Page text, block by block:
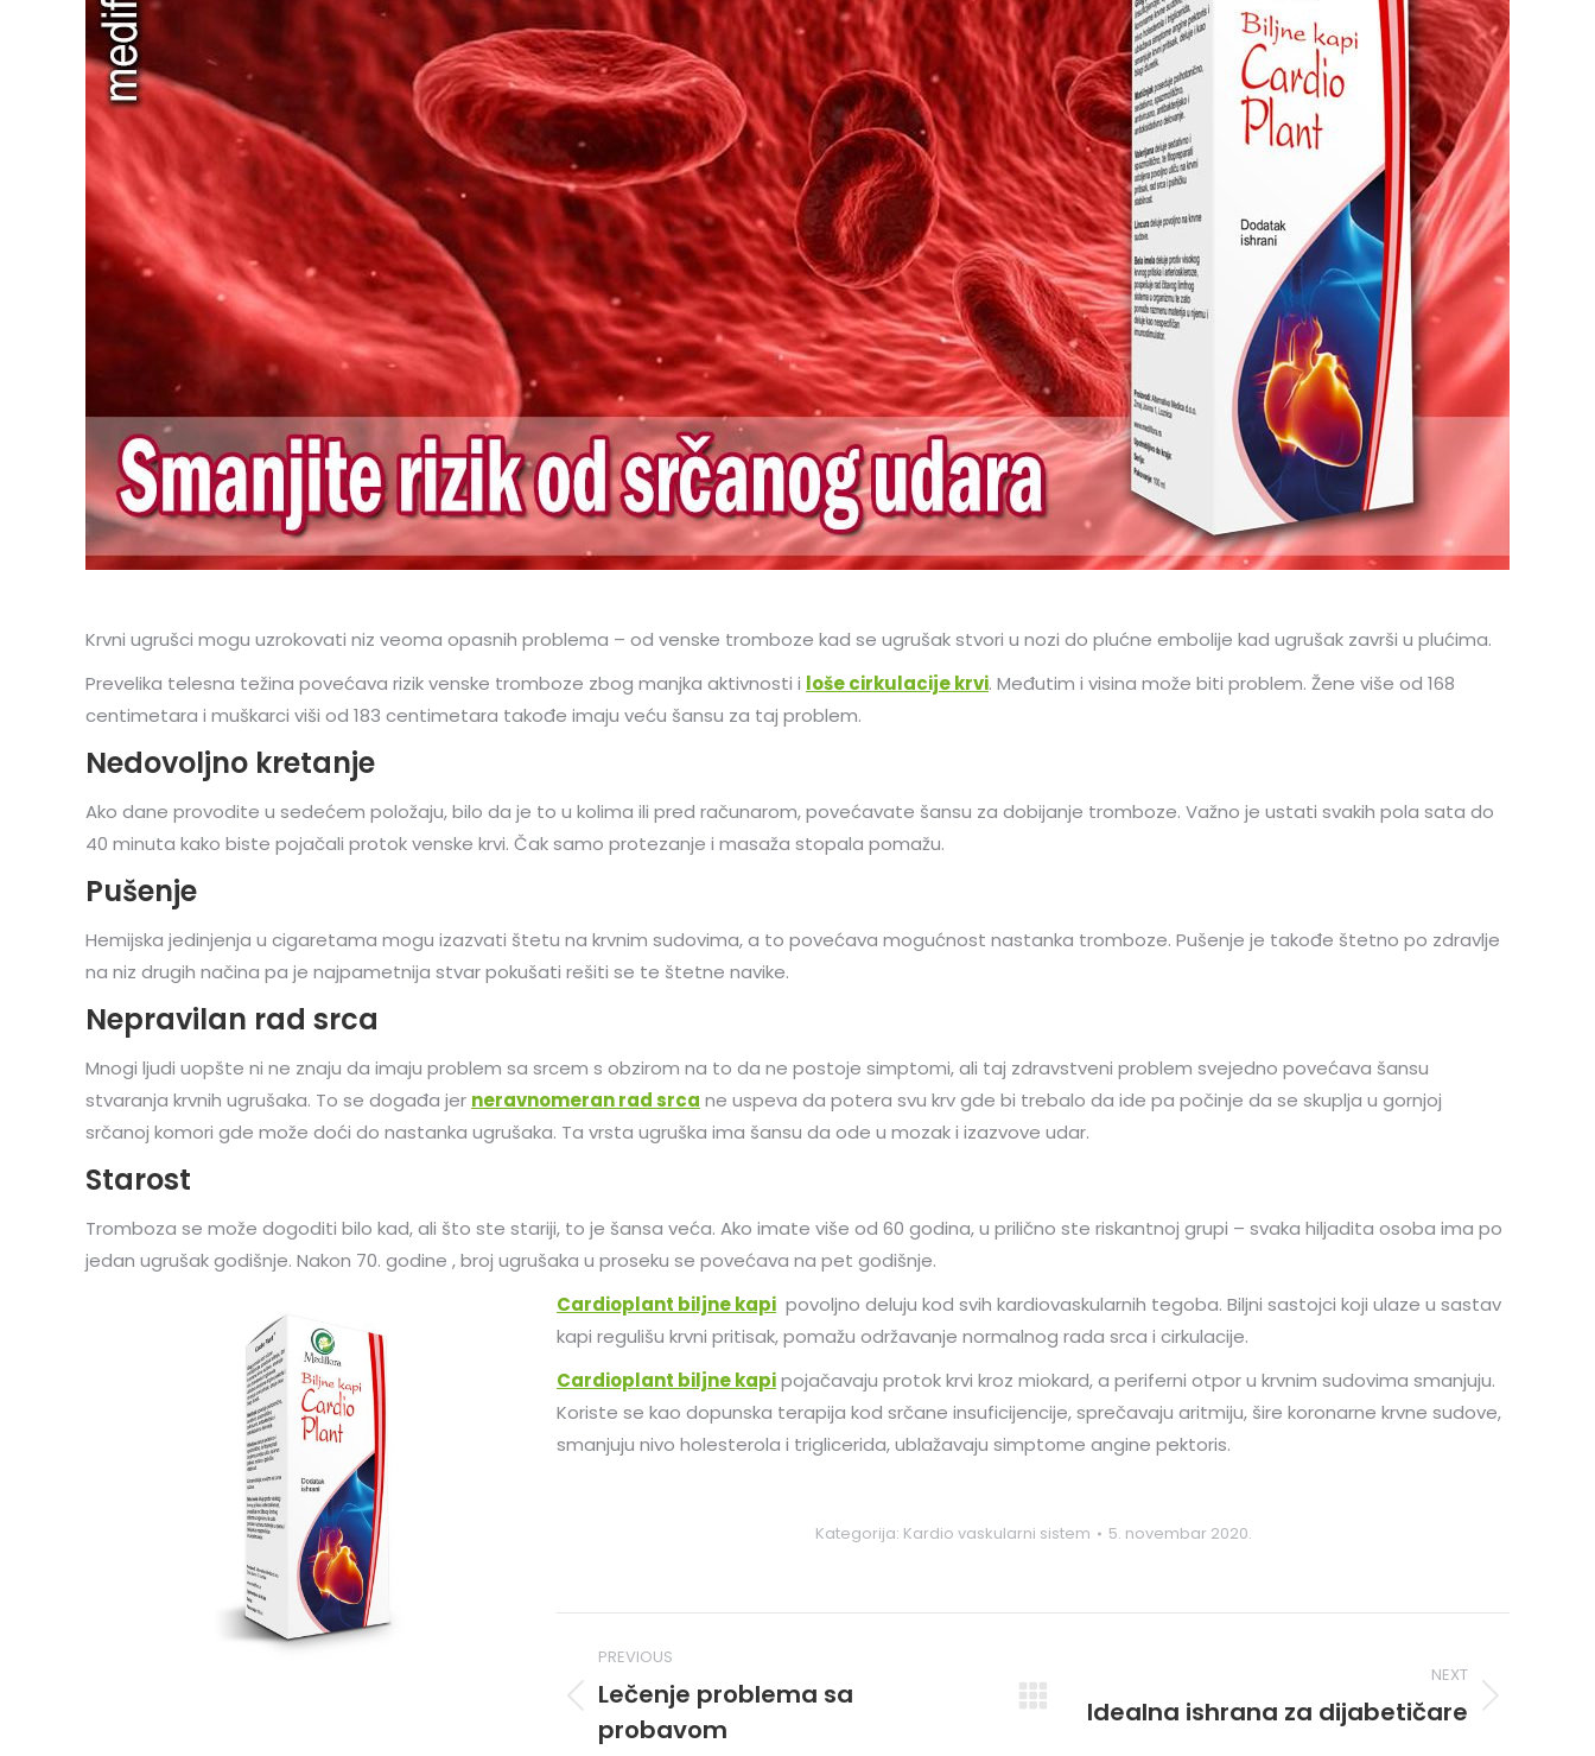
Krvni ugrušci mogu uzrokovati niz veoma opasnih problema – od venske tromboze kad se ugrušak stvori u nozi do plućne embolije kad ugrušak završi u plućima.
Prevelika telesna težina povećava rizik venske tromboze zbog manjka aktivnosti i loše cirkulacije krvi. Međutim i visina može biti problem. Žene više od 168
centimetara i muškarci viši od 183 centimetara takođe imaju veću šansu za taj problem.
Nedovoljno kretanje
Ako dane provodite u sedećem položaju, bilo da je to u kolima ili pred računarom, povećavate šansu za dobijanje tromboze. Važno je ustati svakih pola sata do
40 minuta kako biste pojačali protok venske krvi. Čak samo protezanje i masaža stopala pomažu.
Pušenje
Hemijska jedinjenja u cigaretama mogu izazvati štetu na krvnim sudovima, a to povećava mogućnost nastanka tromboze. Pušenje je takođe štetno po zdravlje
na niz drugih načina pa je najpametnija stvar pokušati rešiti se te štetne navike.
Nepravilan rad srca
Mnogi ljudi uopšte ni ne znaju da imaju problem sa srcem s obzirom na to da ne postoje simptomi, ali taj zdravstveni problem svejedno povećava šansu
stvaranja krvnih ugrušaka. To se događa jer neravnomeran rad srca ne uspeva da potera svu krv gde bi trebalo da ide pa počinje da se skuplja u gornjoj
srčanoj komori gde može doći do nastanka ugrušaka. Ta vrsta ugruška ima šansu da ode u mozak i izazvove udar.
Starost
Tromboza se može dogoditi bilo kad, ali što ste stariji, to je šansa veća. Ako imate više od 60 godina, u prilično ste riskantnoj grupi – svaka hiljadita osoba ima po
jedan ugrušak godišnje. Nakon 70. godine , broj ugrušaka u proseku se povećava na pet godišnje.
Cardioplant biljne kapi povoljno deluju kod svih kardiovaskularnih tegoba. Biljni sastojci koji ulaze u sastav
kapi regulišu krvni pritisak, pomažu održavanje normalnog rada srca i cirkulacije.
Cardioplant biljne kapipojačavaju protok krvi kroz miokard, a periferni otpor u krvnim sudovima smanjuju.
Koriste se kao dopunska terapija kod srčane insuficijencije, sprečavaju aritmiju, šire koronarne krvne sudove,
smanjuju nivo holesterola i triglicerida, ublažavaju simptome angine pektoris.
Kategorija: Kardio vaskularni sistem 5. novembar 2020.
PREVIOUS
Previous
post:
Lečenje problema sa
probavom
NEXT
Next
Idealna ishrana za dijabetičare